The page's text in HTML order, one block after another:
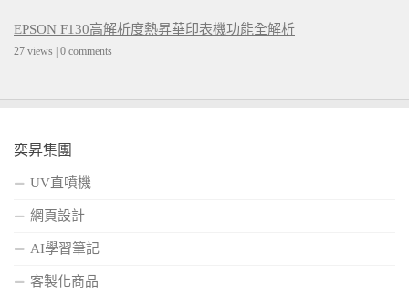
EPSON F130高解析度熱昇華印表機功能全解析
27 views | 0 comments
奕昇集團
UV直噴機
網頁設計
AI學習筆記
客製化商品